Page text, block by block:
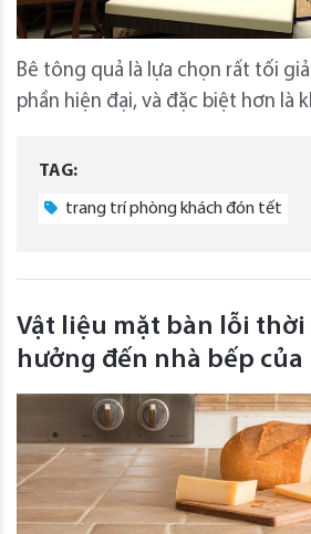
Bê tông quả là lựa chọn rất tối
phần hiện đại, và đặc biệt hơn là
TAG:
trang trí phòng khách đón tết
Vật liệu mặt bàn lỗi thời
hưởng đến nhà bếp của